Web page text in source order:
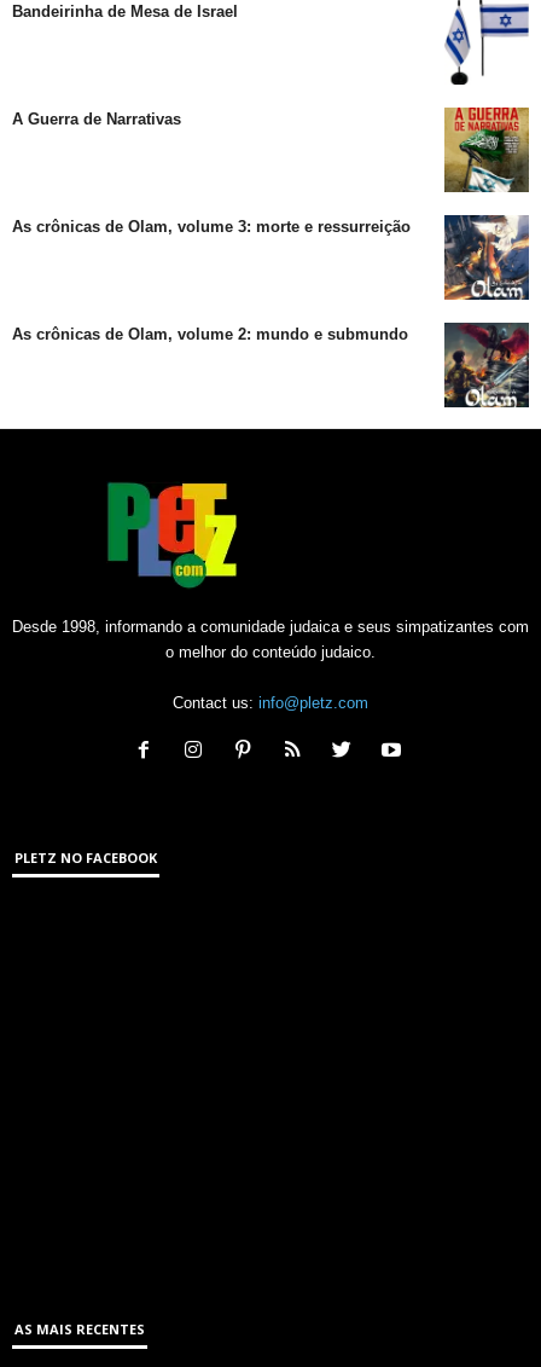
Bandeirinha de Mesa de Israel
A Guerra de Narrativas
As crônicas de Olam, volume 3: morte e ressurreição
As crônicas de Olam, volume 2: mundo e submundo
Desde 1998, informando a comunidade judaica e seus simpatizantes com
o melhor do conteúdo judaico.
Contact us: info@pletz.com
PLETZ NO FACEBOOK
AS MAIS RECENTES